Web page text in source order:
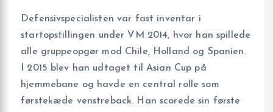
Defensivspecialisten var fast inventar i
startopstillingen under VM 2014, hvor han spillede
alle gruppeopgør mod Chile, Holland og Spanien.
I 2015 blev han udtaget til Asian Cup på
hjemmebane og havde en central rolle som
førstekæde venstreback. Han scorede sin første